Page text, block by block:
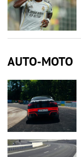
AUTO-MOTO